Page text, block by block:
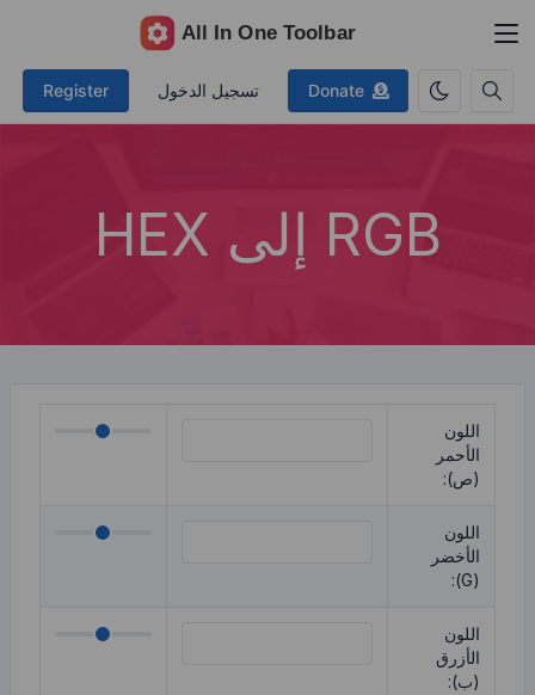
Donate تسجيل الدخول Register
RGB إلى HEX
اللون
الأحمر
(ص):
اللون
الأخضر
(G):
اللون
الأزرق
(ب):